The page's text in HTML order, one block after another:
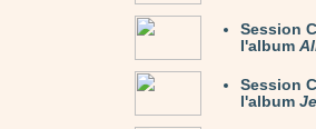
Session
l'album
Session
l'album